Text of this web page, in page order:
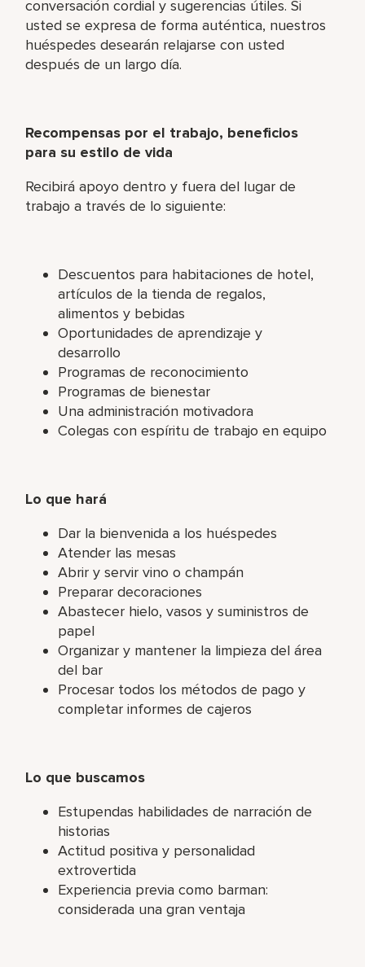
conversación cordial y sugerencias útiles. Si
usted se expresa de forma auténtica, nuestros
huéspedes desearán relajarse con usted
después de un largo día.
Recompensas por el trabajo, beneficios
para su estilo de vida
Recibirá apoyo dentro y fuera del lugar de
trabajo a través de lo siguiente:
Descuentos para habitaciones de hotel,
artículos de la tienda de regalos,
alimentos y bebidas
Oportunidades de aprendizaje y
desarrollo
Programas de reconocimiento
Programas de bienestar
Una administración motivadora
Colegas con espíritu de trabajo en equipo
Lo que hará
Dar la bienvenida a los huéspedes
Atender las mesas
Abrir y servir vino o champán
Preparar decoraciones
Abastecer hielo, vasos y suministros de
papel
Organizar y mantener la limpieza del área
del bar
Procesar todos los métodos de pago y
completar informes de cajeros
Lo que buscamos
Estupendas habilidades de narración de
historias
Actitud positiva y personalidad
extrovertida
Experiencia previa como barman:
considerada una gran ventaja